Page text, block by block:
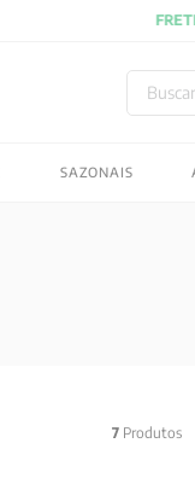
Buscar
SAZONAIS
7 Produtos
2027